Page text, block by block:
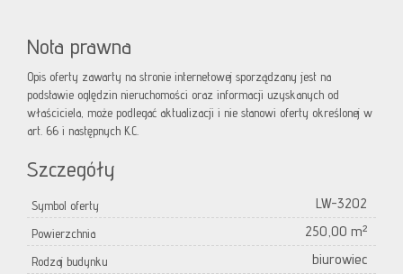
Nota prawna
Opis oferty zawarty na stronie internetowej sporządzany jest na
podstawie oględzin nieruchomości oraz informacji uzyskanych od
właściciela, może podlegać aktualizacji i nie stanowi oferty określonej w
art. 66 i następnych K.C.
Szczegóły
Symbol oferty LW-3202
Powierzchnia 250,00 m²
Rodzaj budynku biurowiec